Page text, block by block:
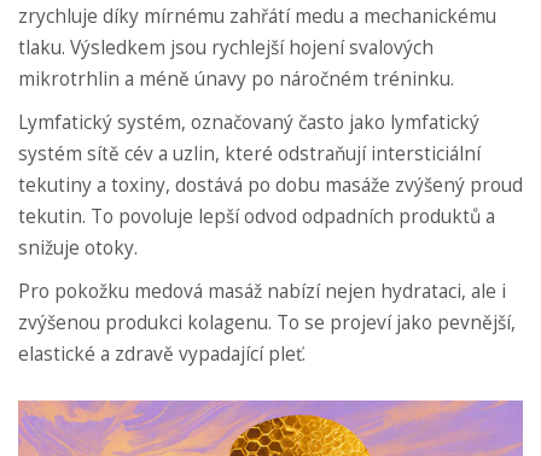
zrychluje díky mírnému zahřátí medu a mechanickému
tlaku. Výsledkem jsou rychlejší hojení svalových
mikrotrhlin a méně únavy po náročném tréninku.
Lymfatický systém, označovaný často jako lymfatický
systém sítě cév a uzlin, které odstraňují intersticiální
tekutiny a toxiny, dostává po dobu masáže zvýšený proud
tekutin. To povoluje lepší odvod odpadních produktů a
snižuje otoky.
Pro pokožku medová masáž nabízí nejen hydrataci, ale i
zvýšenou produkci kolagenu. To se projeví jako pevnější,
elastické a zdravě vypadající pleť.